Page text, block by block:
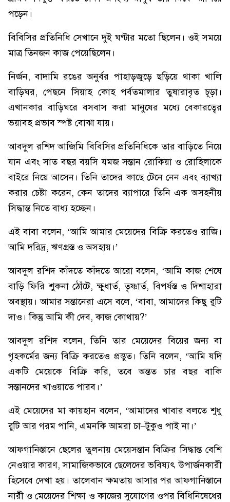
পড়েন।
বিবিসির প্রতিনিধি সেখানে দুই ঘণ্টার মতো ছিলেন। ওই সময়ে
মাত্র তিনজন কাজ পেয়েছিলেন।
নির্জন, বাদামি রঙের অনুর্বর পাহাড়জুড়ে ছড়িয়ে থাকা খালি
বাড়িঘর, পেছনে সিয়াহ কোহ পর্বতমালার তুষারাবৃত চূড়া।
এখানকার বাড়িঘরে বসবাস করা মানুষের মধ্যে বেকারত্বের
ভয়াবহ প্রভাব স্পষ্ট বোঝা যায়।
আবদুল রশিদ আজিমি বিবিসির প্রতিনিধিকে তার বাড়িতে নিয়ে
যান এবং সাত বছর বয়সি যমজ সন্তান রোকিয়া ও রোহিলাকে
বাইরে নিয়ে আসেন। তিনি তাদের কাছে টেনে নেন এবং ব্যাখ্যা
করার চেষ্টা করেন, কেন তাদের ব্যাপারে তিনি এক অসহনীয়
সিদ্ধান্ত নিতে বাধ্য হচ্ছেন।
এই বাবা বলেন, ‘আমি আমার মেয়েদের বিক্রি করতেও রাজি।
আমি দরিদ্র, ঋণগ্রস্ত ও অসহায়।’
আবদুল রশিদ কাঁদতে কাঁদতে আরো বলেন, ‘আমি কাজ শেষে
বাড়ি ফিরি শুকনা ঠোঁটে, ক্ষুধার্ত, তৃষ্ণার্ত, বিপর্যস্ত ও দিশাহারা
অবস্থায়। আমার সন্তানেরা এসে বলে, ‘বাবা, আমাদের কিছু রুটি
দাও। কিন্তু আমি কী দেব, কাজ কোথায়?’
আবদুল রশিদ বলেন, তিনি তার মেয়েদের বিয়ের জন্য বা
গৃহকর্মের জন্য বিক্রি করতেও প্রস্তুত। তিনি বলেন, ‘আমি যদি
একটি মেয়েকে বিক্রি করি, তবে অন্তত চার বছর বাকি
সন্তানদের খাওয়াতে পারব।’
এই মেয়েদের মা কায়হান বলেন, ‘আমাদের খাবার বলতে শুধু
রুটি আর গরম পানি, এমনকি আমরা চা–টুকুও পাই না।’
আফগানিস্তানে ছেলের তুলনায় মেয়েসন্তান বিক্রির সিদ্ধান্ত বেশি
নেওয়ার কারণ, সামাজিকভাবে ছেলেদের ভবিষ্যৎ উপার্জনকারী
হিসেবে দেখা হয়। তালেবান ক্ষমতায় আসার পর আফগানিস্তানে
নারী ও মেয়েদের শিক্ষা ও কাজের সুযোগের ওপর বিধিনিষেধের